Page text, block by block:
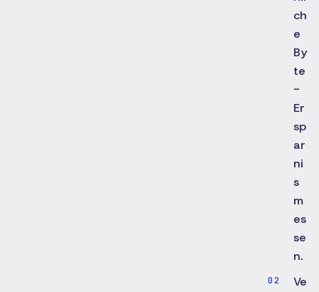
ch
e
By
te
-
Er
sp
ar
ni
s
m
es
se
n.
Ve